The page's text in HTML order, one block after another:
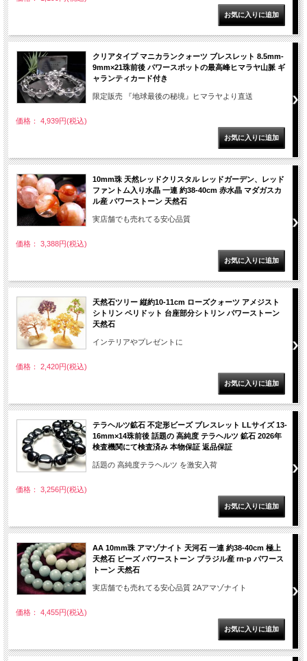
クリアタイプ マニカランクォーツ ブレスレット 8.5mm-
9mm×21珠前後 パワースポットの最高峰ヒマラヤ山脈 ギ
ャランティカード付き
限定販売 『地球最後の秘境』ヒマラヤより直送
価格： 4,939円(税込)
10mm珠 天然レッドクリスタル レッドガーデン、レッド
ファントム入り水晶 一連 約38-40cm 赤水晶 マダガスカ
ル産 パワーストーン 天然石
実店舗でも売れてる安心品質
価格： 3,388円(税込)
天然石ツリー 縦約10-11cm ローズクォーツ アメジスト
シトリン ペリドット 台座部分シトリン パワーストーン
天然石
インテリアやプレゼントに
価格： 2,420円(税込)
テラヘルツ鉱石 不定形ビーズ ブレスレット LLサイズ 13-
16mm×14珠前後 話題の 高純度 テラヘルツ 鉱石 2026年
検査機関にて検査済み 本物保証 返品保証
話題の 高純度テラヘルツ を激安入荷
価格： 3,256円(税込)
AA 10mm珠 アマゾナイト 天河石 一連 約38-40cm 極上
天然石 ビーズ パワーストーン ブラジル産 rn-p パワース
トーン 天然石
実店舗でも売れてる安心品質 2Aアマゾナイト
価格： 4,455円(税込)